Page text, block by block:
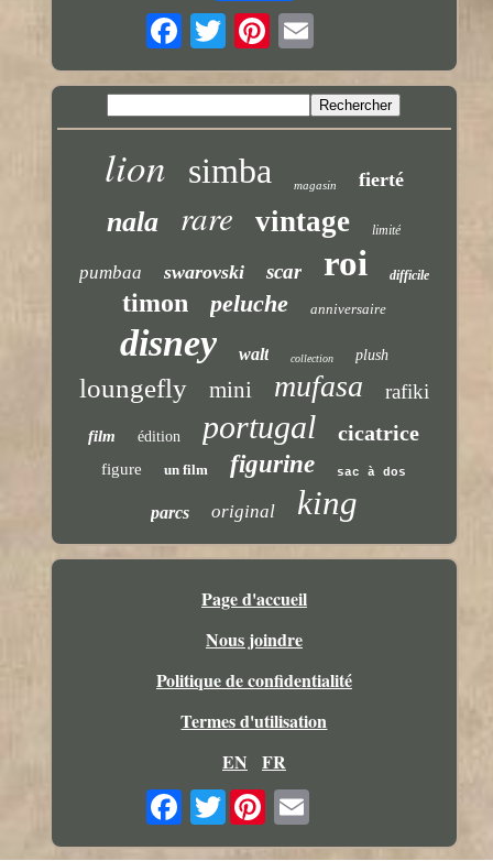
lion simba magasin fierté
nala rare vintage limité
pumbaa swarovski scar roi difficile
timon peluche anniversaire
disney walt collection plush
loungefly mini mufasa rafiki
film édition portugal cicatrice
figure un film figurine sac à dos
parcs original king
Page d'accueil
Nous joindre
Politique de confidentialité
Termes d'utilisation
EN
FR
Twitter